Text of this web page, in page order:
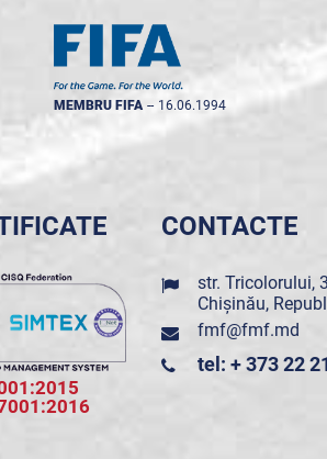
MEMBRU FIFA -- 16.06.1994
CONTACTE
str. Tricolorului,
Chișinău,
fmf@fmf.md
tel: + 373 22